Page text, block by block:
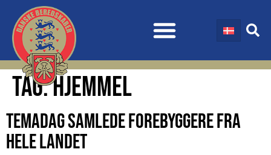
TAG:HJEMMEL
TEMADAG SAMLEDE FOREBYGGERE FRA
HELE LANDET